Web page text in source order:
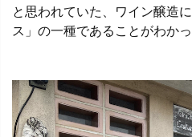
と思われていた、ワイン醸造
ス」の一種であることがわかっ